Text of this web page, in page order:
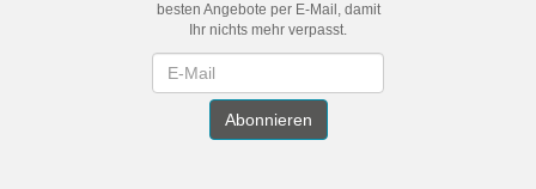
besten Angebote per E-Mail, damit
Ihr nichts mehr verpasst.
Abonnieren